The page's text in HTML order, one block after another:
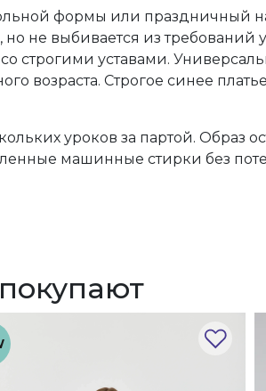
формы или праздничный
не выбивается из требований
строгими уставами.
возраста. Строгое синее
уроков за партой. Образ
машинные стирки без